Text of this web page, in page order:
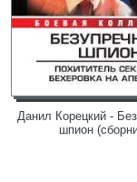
Данил Корецкий -
шпион